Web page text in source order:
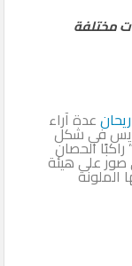
مختلفة
عدة آراء
في شكل
الحصان
صور على هيئة